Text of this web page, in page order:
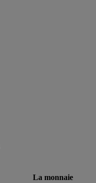
La monnaie